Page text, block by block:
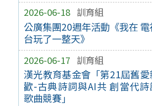
2026-06-18 訓育組
公廣集團20週年活動《我在 電
台玩了一整天》
2026-06-17 訓育組
漢光教育基金會「第21屆舊愛
歡-古典詩詞與AI共 創當代詩
歌曲競賽」